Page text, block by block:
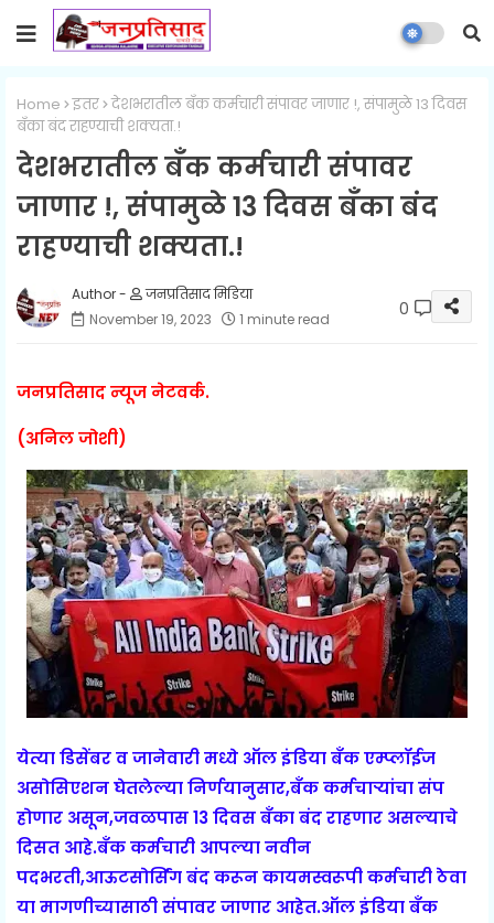
Home इतर देशभरातील बँक कर्मचारी संपावर जाणार !, संपामुळे 13 दिवस
बँका बंद राहण्याची शक्यता.!
देशभरातील बँक कर्मचारी संपावर
जाणार !, संपामुळे 13 दिवस बँका बंद
राहण्याची शक्यता.!
जनप्रतिसाद मिडिया
November 19, 2023
1 minute read 0
जनप्रतिसाद न्यूज नेटवर्क.
(अनिल जोशी)
येत्या डिसेंबर व जानेवारी मध्ये ऑल इंडिया बँक एम्प्लॉईज
असोसिएशन घेतलेल्या निर्णयानुसार,बँक कर्मचाऱ्यांचा संप
होणार असून,जवळपास 13 दिवस बँका बंद राहणार असल्याचे
दिसत आहे.बँक कर्मचारी आपल्या नवीन
पदभरती,आऊटसोर्सिंग बंद करून कायमस्वरूपी कर्मचारी ठेवा
या मागणीच्यासाठी संपावर जाणार आहेत.ऑल इंडिया बँक